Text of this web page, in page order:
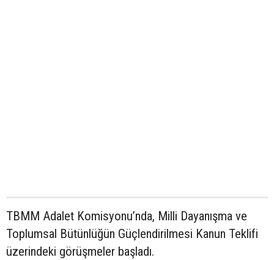
TBMM Adalet Komisyonu’nda, Milli Dayanışma ve
Toplumsal Bütünlüğün Güçlendirilmesi Kanun Teklifi
üzerindeki görüşmeler başladı.